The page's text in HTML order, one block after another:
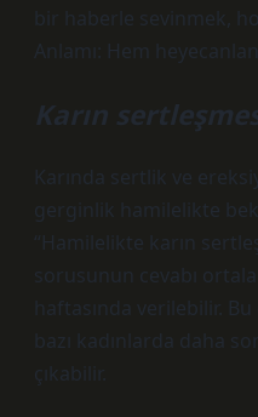
bir haberle sevinmek,
Anlamı: Hem
Karın
Karında sertlik ve
gerginlik hamilelikte
“Hamilelikte karın
sorusunun cevabı
haftasında verilebilir.
bazı kadınlarda daha
çıkabilir.